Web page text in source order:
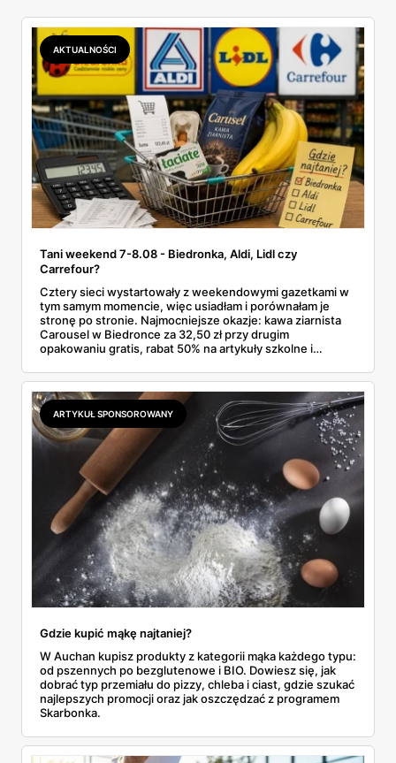
AKTUALNOŚCI
Tani weekend 7-8.08 - Biedronka, Aldi, Lidl czy
Carrefour?
Cztery sieci wystartowały z weekendowymi gazetkami w
tym samym momencie, więc usiadłam i porównałam je
stronę po stronie. Najmocniejsze okazje: kawa ziarnista
Carousel w Biedronce za 32,50 zł przy drugim
opakowaniu gratis, rabat 50% na artykuły szkolne i
2,99 zł za kilogram, ale wyłącznie w sobotę z aplikacją. Aldi
odpowiada masłem za 2,99 zł. Werdykt w skrócie:
najwięcej wyciśniesz z Biedronki, po świeże warzywa jedź
do Aldi.
ARTYKUŁ SPONSOROWANY
Gdzie kupić mąkę najtaniej?
W Auchan kupisz produkty z kategorii mąka każdego typu:
od pszennych po bezglutenowe i BIO. Dowiesz się, jak
dobrać typ przemiału do pizzy, chleba i ciast, gdzie szukać
najlepszych promocji oraz jak oszczędzać z programem
Skarbonka.